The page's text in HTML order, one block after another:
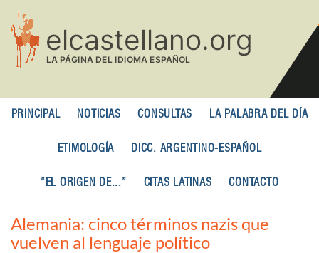
contenido
principal
PRINCIPAL NOTICIAS CONSULTAS LA PALABRA DEL DÍA
ETIMOLOGÍA DICC. ARGENTINO-ESPAÑOL
“EL ORIGEN DE...” CITAS LATINAS CONTACTO
Alemania: cinco términos nazis que
vuelven al lenguaje político